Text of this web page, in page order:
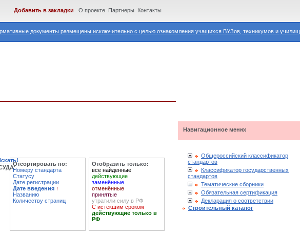
документы размещены исключительно с целью ознакомления учащихся ВУЗов, техникумов и училищ.
Добавить в закладки О проекте Партнеры Контакты
:
Отсортировать по:
Номеру стандарта
Статусу
Дате регистрации
Дате введения ↑
Названию
Количеству страниц
Отобразить только:
все найденные
действующие
заменённые
отменённые
принятые
утратили силу в РФ
С истекшим сроком
действующие только в
РФ
Навигационное меню:
Общероссийский классификатор
стандартов
Классификатор государственных
стандартов
Тематические сборники
Обязательная сертификация
Декларация о соответствии
Строительный каталог